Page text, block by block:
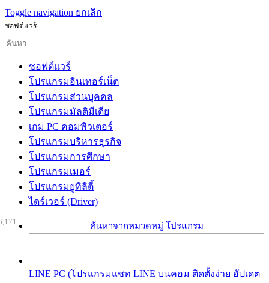
Toggle navigation ยกเลิก
ซอฟต์แวร์
ซอฟต์แวร์
โปรแกรมอินเทอร์เน็ต
โปรแกรมส่วนบุคคล
โปรแกรมมัลติมีเดีย
เกม PC คอมพิวเตอร์
โปรแกรมบริหารธุรกิจ
โปรแกรมการศึกษา
โปรแกรมเมอร์
โปรแกรมยูทิลิตี้
ไดร์เวอร์ (Driver)
ค้นหาจากหมวดหมู่ โปรแกรม
LINE PC (โปรแกรมแชท LINE บนคอม ติดตั้งง่าย อัปเดต